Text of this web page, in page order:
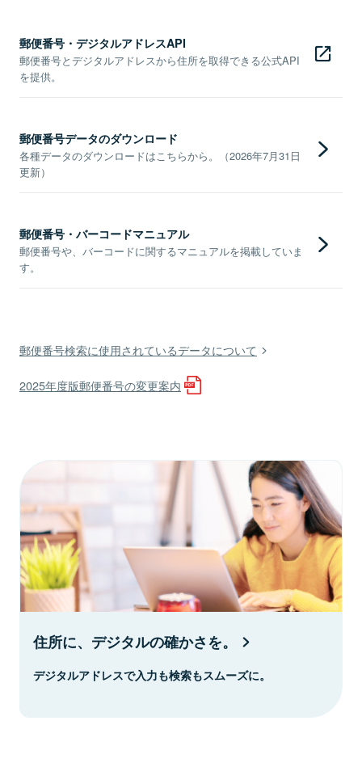
郵便番号・デジタルアドレスAPI
郵便番号とデジタルアドレスから住所を取得できる公式API
を提供。
郵便番号データのダウンロード
各種データのダウンロードはこちらから。（2026年7月31日
更新）
郵便番号・バーコードマニュアル
郵便番号や、バーコードに関するマニュアルを掲載していま
す。
郵便番号検索に使用されているデータについて
2025年度版郵便番号の変更案内
住所に、デジタルの確かさを。
デジタルアドレスで入力も検索もスムーズに。